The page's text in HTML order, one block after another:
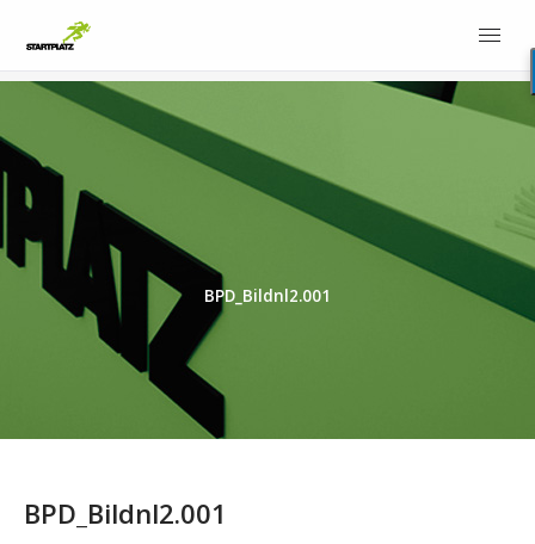
BPD_Bildnl2.001
BPD_Bildnl2.001